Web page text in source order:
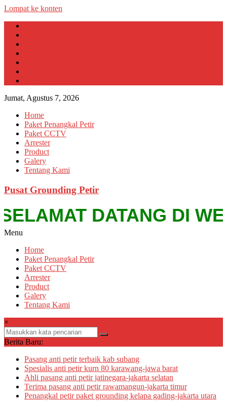
Lompat ke konten
Jumat, Agustus 7, 2026
Home
Paket Penangkal Petir
Paket CCTV
Arrester
Product
Galery
Tentang Kami
Pusat Grounding Petir
DATANG DI
Menu
Home
Paket Penangkal Petir
Paket CCTV
Arrester
Product
Galery
Tentang Kami
×
Berita Baru:
Pasang anti petir terbaik kab subang
Spesialis anti petir kurn 80 karawang-jawa barat
Ahli pasang anti petir jatinegara-jakarta selatan
Terima pasang anti petir rawamangun-jakarta timur
Penangkal petir paket grounding kelapa gading-jakarta utara